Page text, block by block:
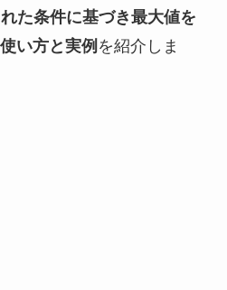
た条件に基づき最大値を
い方と実例 を紹介しま